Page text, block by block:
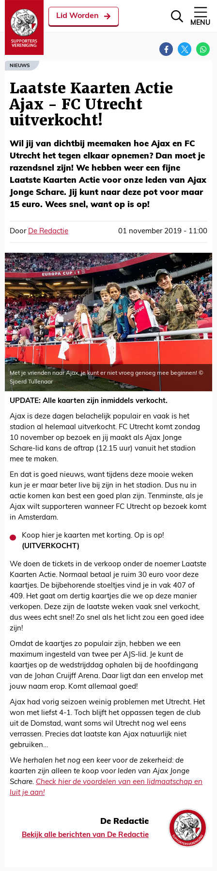
Lid Worden
MENU
NIEUWS
Laatste Kaarten Actie
Ajax - FC Utrecht
uitverkocht!
Wil jij van dichtbij meemaken hoe Ajax en FC
Utrecht het tegen elkaar opnemen? Dan moet je
razendsnel zijn! We hebben weer een fijne
Laatste Kaarten Actie voor onze leden van Ajax
Jonge Schare. Jij kunt naar deze pot voor maar
15 euro. Wees snel, want op is op!
Door De Redactie 01 november 2019 - 11:00
Met je vrienden naar Ajax, je kunt er niet vroeg genoeg mee beginnen! ©
Sjoerd Tullenaar
UPDATE: Alle kaarten zijn inmiddels verkocht.
Ajax is deze dagen belachelijk populair en vaak is het
stadion al helemaal uitverkocht. FC Utrecht komt zondag
10 november op bezoek en jij maakt als Ajax Jonge
Schare-lid kans de aftrap (12.15 uur) vanuit het stadion
mee te maken.
En dat is goed nieuws, want tijdens deze mooie weken
kun je er maar beter live bij zijn in het stadion. Dus nu in
actie komen kan best een goed plan zijn. Tenminste, als je
Ajax wilt supporteren wanneer FC Utrecht op bezoek komt
in Amsterdam.
Koop hier je kaarten met korting. Op is op!
(UITVERKOCHT)
We doen de tickets in de verkoop onder de noemer Laatste
Kaarten Actie. Normaal betaal je ruim 30 euro voor deze
kaartjes. De bijbehorende stoeltjes vind je in vak 407 of
409. Het gaat om dertig kaartjes die we op deze manier
verkopen. Deze zijn de laatste weken vaak snel verkocht,
dus wees echt snel! Zo snel als het licht zou een goed idee
zijn!
Omdat de kaartjes zo populair zijn, hebben we een
maximum ingesteld van twee per AJS-lid. Je kunt de
kaartjes op de wedstrijddag ophalen bij de hoofdingang
van de Johan Cruijff Arena. Daar ligt dan een envelop met
jouw naam erop. Komt allemaal goed!
Ajax had vorig seizoen weinig problemen met Utrecht. Het
won met liefst 4-1. Toch blijft het oppassen tegen de club
uit de Domstad, want soms wil Utrecht nog wel eens
verrassen. Precies dat laatste kan Ajax natuurlijk niet
gebruiken…
We herhalen het nog een keer voor de zekerheid: de
kaarten zijn alleen te koop voor leden van Ajax Jonge
Schare. Check hier de voordelen van een lidmaatschap en
luit je aan!
De Redactie
Bekijk alle berichten van De Redactie